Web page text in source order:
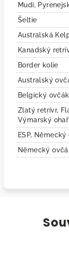
Mudi,
Šeltie
Australská
Kanadský
Border kolie
Australský
Belgický
Zlatý retrívr,
Výmarský ohař
ESP, Německý
Německý